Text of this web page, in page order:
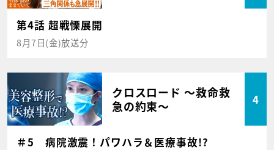
第4話 超戦慄展開
8月7日(金)放送分
クロスロード ～救命救
急の約束～
4
＃5 病院激震！パワハラ＆医療事故!?